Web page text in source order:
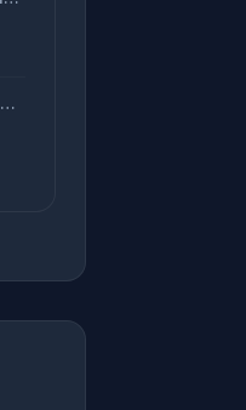
Un viaje al Bilbao de 2026 con sabor a 1895